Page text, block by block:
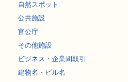
自然スポット
公共施設
官公庁
その他施設
ビジネス・企業間取引
建物名・ビル名